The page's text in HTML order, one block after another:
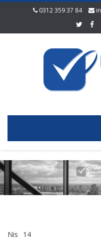
0312 359 37 84
Nis 14